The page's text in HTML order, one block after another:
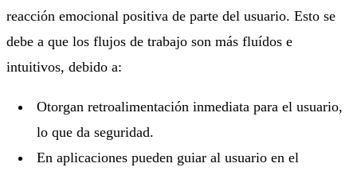
reacción emocional positiva de parte del usuario. Esto se
debe a que los flujos de trabajo son más fluídos e
intuitivos, debido a:
Otorgan retroalimentación inmediata para el usuario,
lo que da seguridad.
En aplicaciones pueden guiar al usuario en el